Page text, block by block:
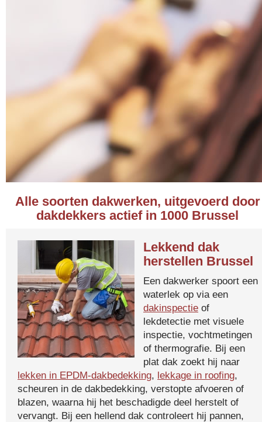
Alle soorten dakwerken, uitgevoerd door
dakdekkers actief in 1000 Brussel
Lekkend dak
herstellen Brussel
Een dakwerker spoort een
waterlek op via een
dakinspectie of
lekdetectie met visuele
inspectie, vochtmetingen
of thermografie. Bij een
plat dak zoekt hij naar
lekken in EPDM-dakbedekking, lekkage in roofing,
scheuren in de dakbedekking, verstopte afvoeren of
blazen, waarna hij het beschadigde deel herstelt of
vervangt. Bij een hellend dak controleert hij pannen,